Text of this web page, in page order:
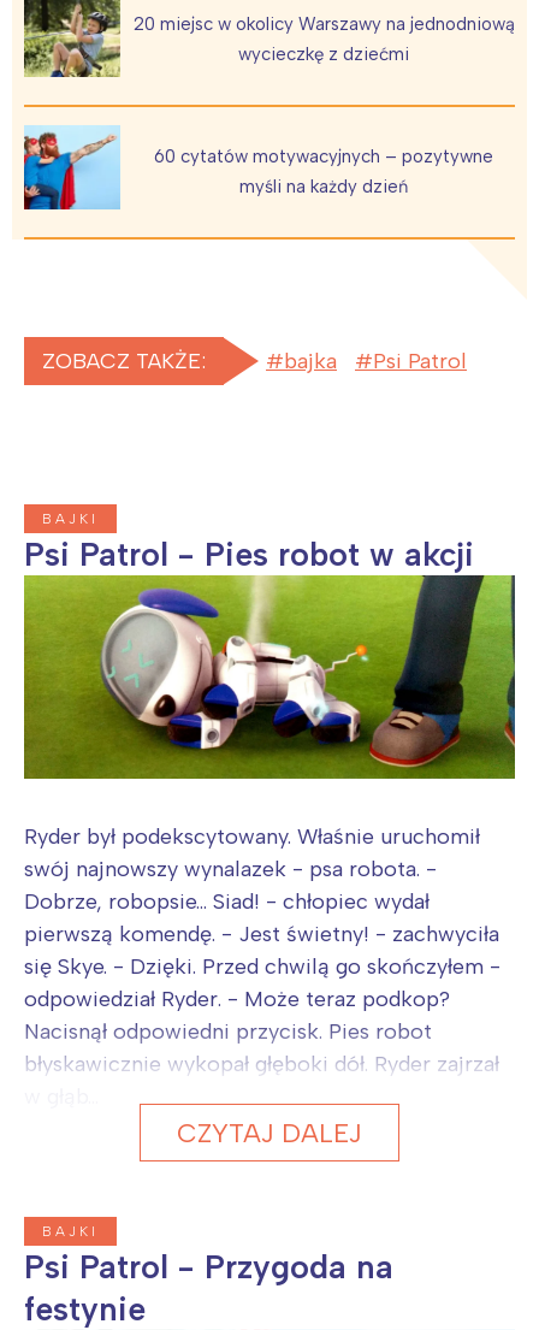
20 miejsc w okolicy Warszawy na jednodniową
wycieczkę z dziećmi
60 cytatów motywacyjnych – pozytywne
myśli na każdy dzień
ZOBACZ TAKŻE: bajka Psi Patrol
BAJKI
Psi Patrol - Pies robot w akcji
Ryder był podekscytowany. Właśnie uruchomił
swój najnowszy wynalazek - psa robota. -
Dobrze, robopsie... Siad! - chłopiec wydał
pierwszą komendę. - Jest świetny! - zachwyciła
się Skye. - Dzięki. Przed chwilą go skończyłem -
odpowiedział Ryder. - Może teraz podkop?
Nacisnął odpowiedni przycisk. Pies robot
błyskawicznie wykopał głęboki dół. Ryder zajrzał
CZYTAJ DALEJ
BAJKI
Psi Patrol - Przygoda na
festynie